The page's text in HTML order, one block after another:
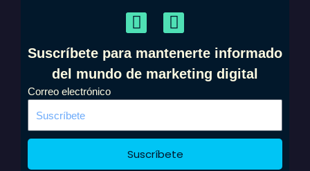
F
a
c
e
o
k
I
n
s
t
g
a
m
Suscríbete para mantenerte informado
del mundo de marketing digital
Correo electrónico
Suscríbete